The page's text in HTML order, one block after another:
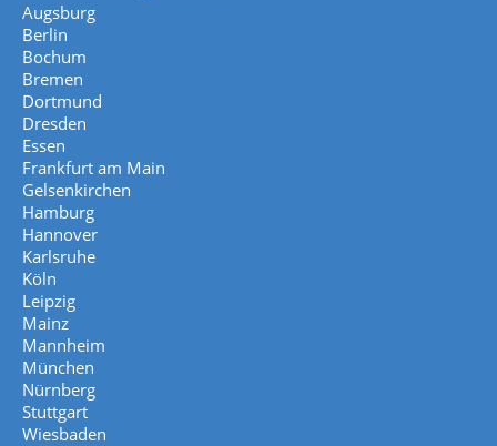
Augsburg
Berlin
Bochum
Bremen
Dortmund
Dresden
Essen
Frankfurt am Main
Gelsenkirchen
Hamburg
Hannover
Karlsruhe
Köln
Leipzig
Mainz
Mannheim
München
Nürnberg
Stuttgart
Wiesbaden